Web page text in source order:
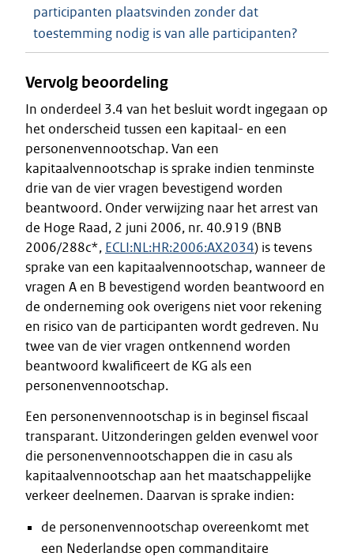
participanten plaatsvinden zonder dat
toestemming nodig is van alle participanten?
Vervolg beoordeling
In onderdeel 3.4 van het besluit wordt ingegaan op
het onderscheid tussen een kapitaal- en een
personenvennootschap. Van een
kapitaalvennootschap is sprake indien tenminste
drie van de vier vragen bevestigend worden
beantwoord. Onder verwijzing naar het arrest van
de Hoge Raad, 2 juni 2006, nr. 40.919 (BNB
2006/288c*, ECLI:NL:HR:2006:AX2034) is tevens
sprake van een kapitaalvennootschap, wanneer de
vragen A en B bevestigend worden beantwoord en
de onderneming ook overigens niet voor rekening
en risico van de participanten wordt gedreven. Nu
twee van de vier vragen ontkennend worden
beantwoord kwalificeert de KG als een
personenvennootschap.
Een personenvennootschap is in beginsel fiscaal
transparant. Uitzonderingen gelden evenwel voor
die personenvennootschappen die in casu als
kapitaalvennootschap aan het maatschappelijke
verkeer deelnemen. Daarvan is sprake indien:
de personenvennootschap overeenkomt met
een Nederlandse open commanditaire